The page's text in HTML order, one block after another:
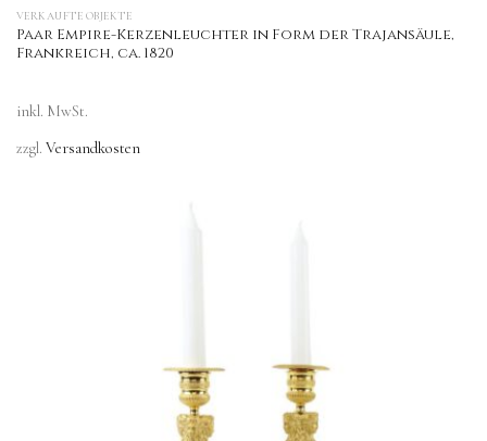
VERKAUFTE OBJEKTE
Paar Empire-Kerzenleuchter in Form der Trajansäule,
Frankreich, ca. 1820
inkl. MwSt.
zzgl. Versandkosten